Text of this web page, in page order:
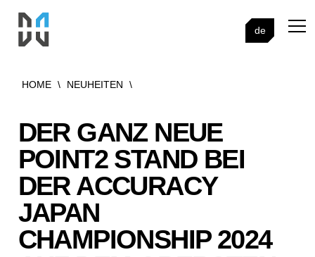
de
HOME \ NEUHEITEN \
DER GANZ NEUE
POINT2 STAND BEI
DER ACCURACY
JAPAN
CHAMPIONSHIP 2024